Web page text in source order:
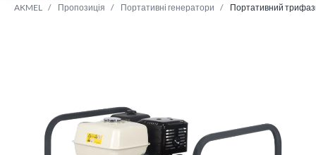
AKMEL Пропозиція Портативні генератори Портативний